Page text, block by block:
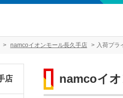
namcoイオンモール長久手店 入荷プラ
namcoイ
店